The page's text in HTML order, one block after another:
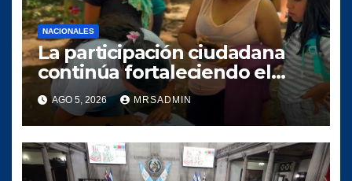
NACIONALES
La participación ciudadana
continúa fortaleciendo el
crecimiento del proyecto
político SERVIR en el
municipio de Villa Canales
AGO 5, 2026 MRSADMIN